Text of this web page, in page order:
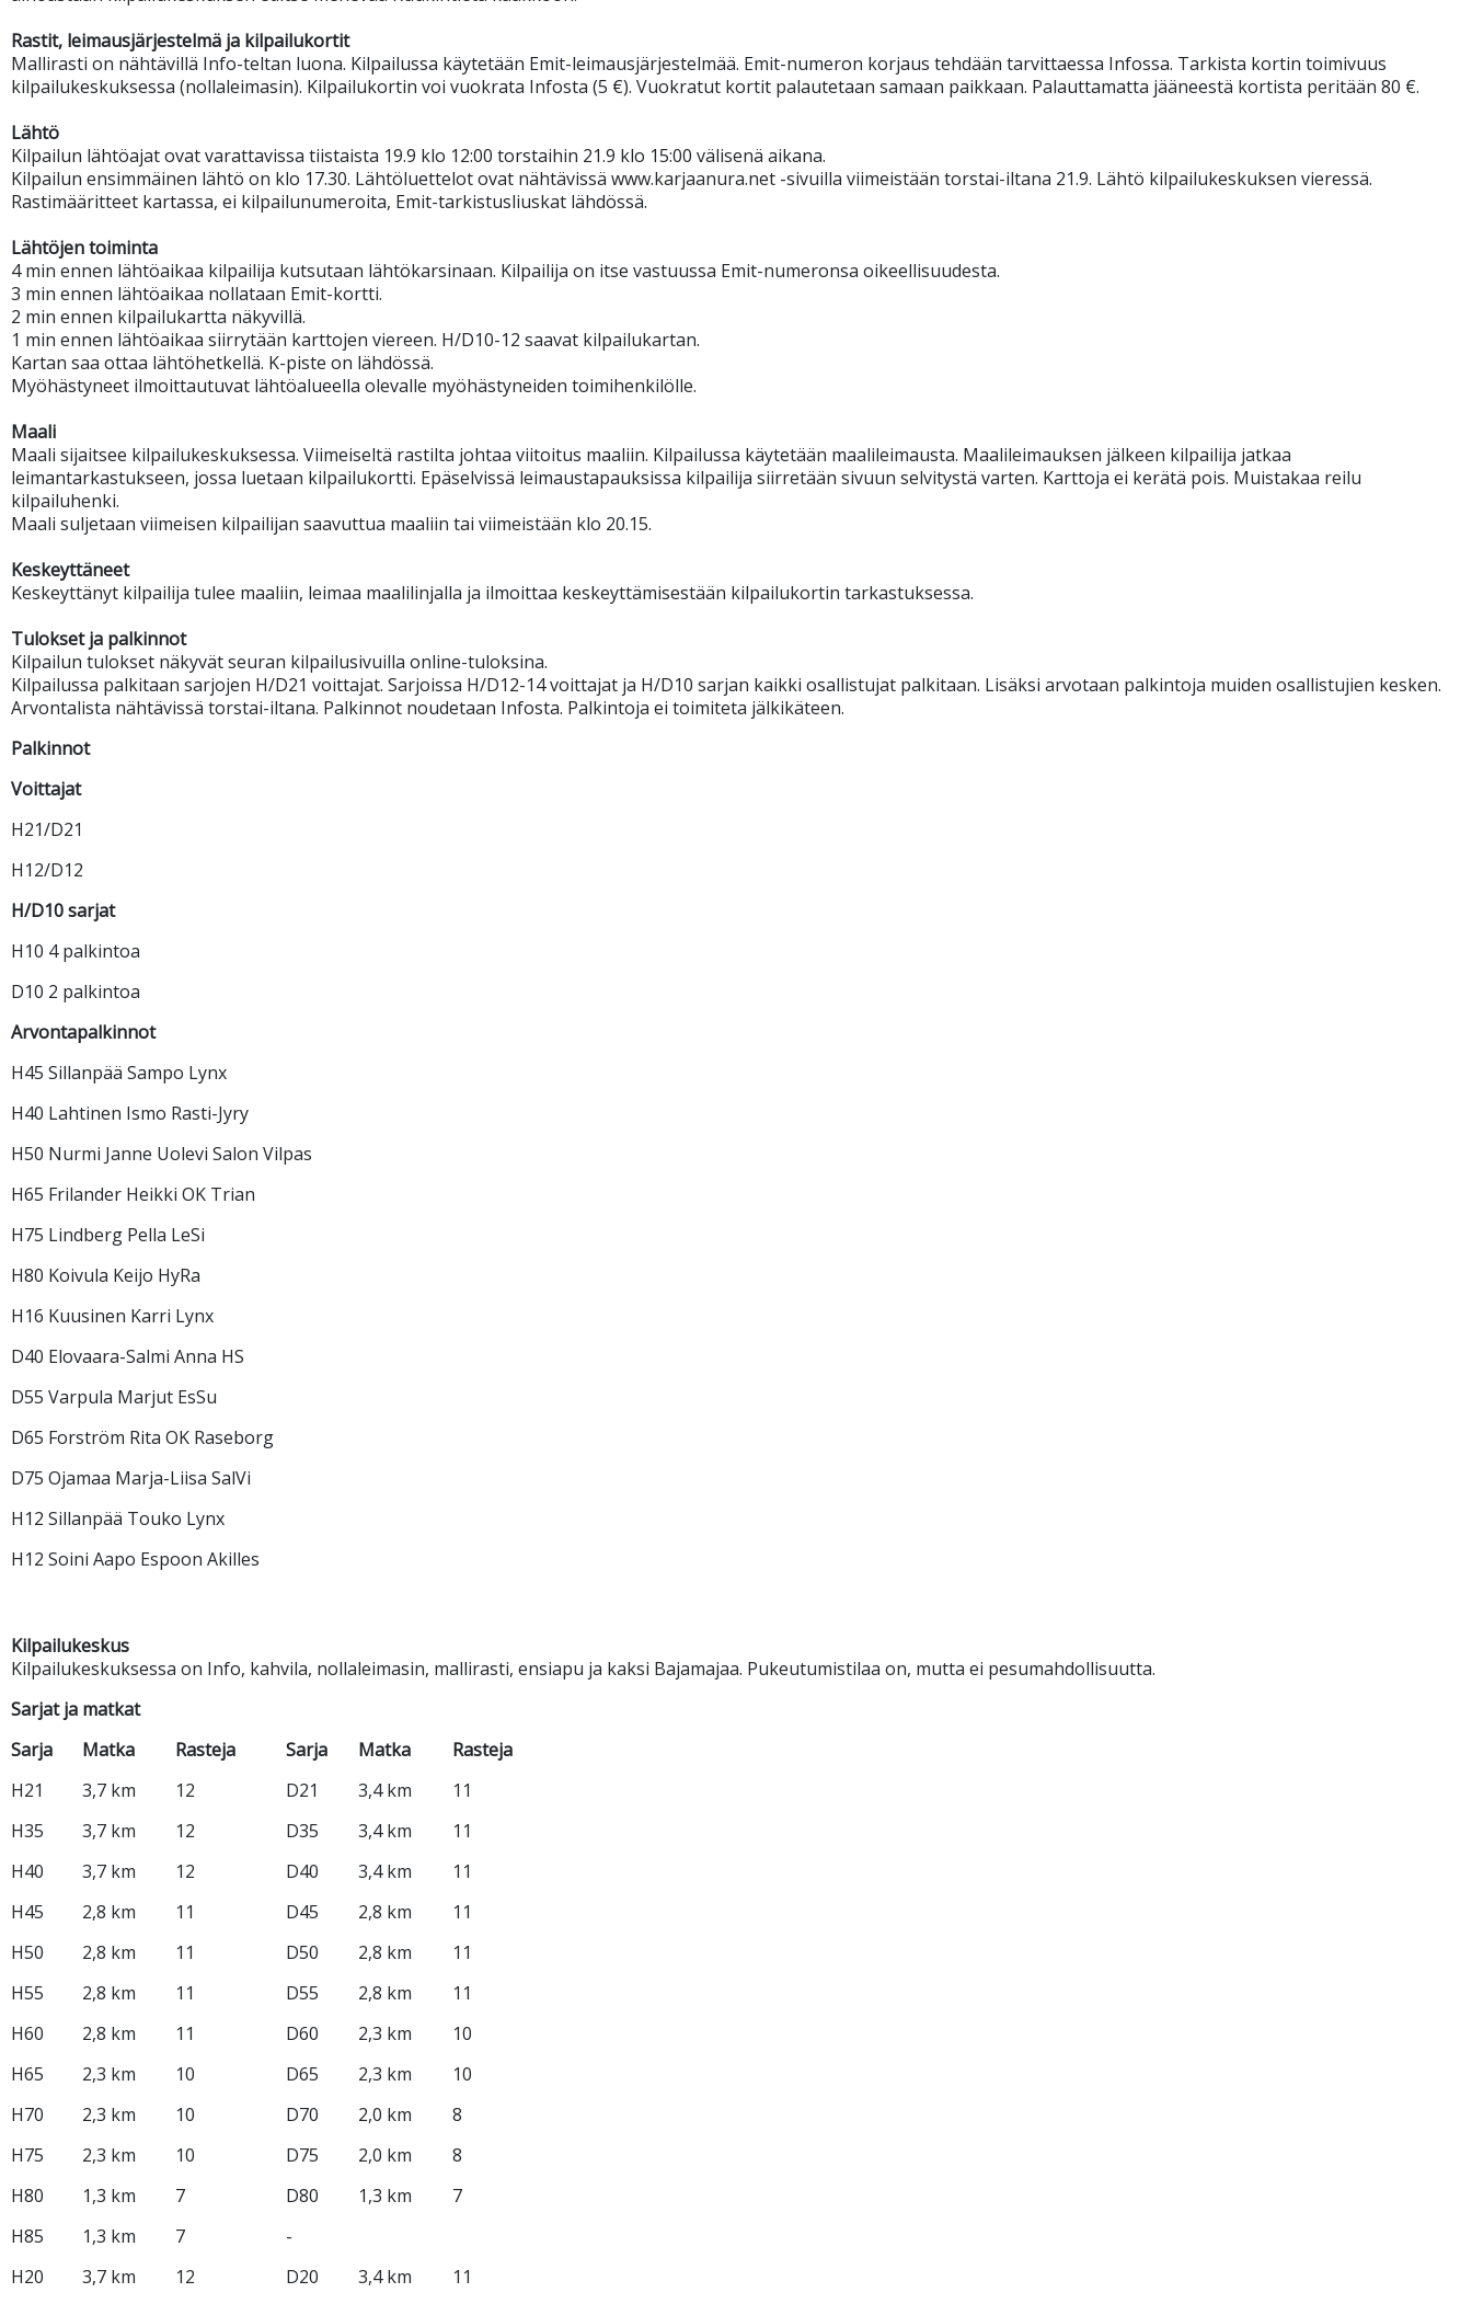
Rastit, leimausjärjestelmä ja kilpailukortit
Mallirasti on nähtävillä Info-teltan luona. Kilpailussa käytetään Emit-leimausjärjestelmää. Emit-numeron korjaus tehdään tarvittaessa Infossa. Tarkista kortin toimivuus
kilpailukeskuksessa (nollaleimasin). Kilpailukortin voi vuokrata Infosta (5 €). Vuokratut kortit palautetaan samaan paikkaan. Palauttamatta jääneestä kortista peritään 80 €.
Lähtö
Kilpailun lähtöajat ovat varattavissa tiistaista 19.9 klo 12:00 torstaihin 21.9 klo 15:00 välisenä aikana.
Kilpailun ensimmäinen lähtö on klo 17.30. Lähtöluettelot ovat nähtävissä www.karjaanura.net -sivuilla viimeistään torstai-iltana 21.9. Lähtö kilpailukeskuksen vieressä.
Rastimääritteet kartassa, ei kilpailunumeroita, Emit-tarkistusliuskat lähdössä.
Lähtöjen toiminta
4 min ennen lähtöaikaa kilpailija kutsutaan lähtökarsinaan. Kilpailija on itse vastuussa Emit-numeronsa oikeellisuudesta.
3 min ennen lähtöaikaa nollataan Emit-kortti.
2 min ennen kilpailukartta näkyvillä.
1 min ennen lähtöaikaa siirrytään karttojen viereen. H/D10-12 saavat kilpailukartan.
Kartan saa ottaa lähtöhetkellä. K-piste on lähdössä.
Myöhästyneet ilmoittautuvat lähtöalueella olevalle myöhästyneiden toimihenkilölle.
Maali
Maali sijaitsee kilpailukeskuksessa. Viimeiseltä rastilta johtaa viitoitus maaliin. Kilpailussa käytetään maalileimausta. Maalileimauksen jälkeen kilpailija jatkaa
leimantarkastukseen, jossa luetaan kilpailukortti. Epäselvissä leimaustapauksissa kilpailija siirretään sivuun selvitystä varten. Karttoja ei kerätä pois. Muistakaa reilu
kilpailuhenki.
Maali suljetaan viimeisen kilpailijan saavuttua maaliin tai viimeistään klo 20.15.
Keskeyttäneet
Keskeyttänyt kilpailija tulee maaliin, leimaa maalilinjalla ja ilmoittaa keskeyttämisestään kilpailukortin tarkastuksessa.
Tulokset ja palkinnot
Kilpailun tulokset näkyvät seuran kilpailusivuilla online-tuloksina.
Kilpailussa palkitaan sarjojen H/D21 voittajat. Sarjoissa H/D12-14 voittajat ja H/D10 sarjan kaikki osallistujat palkitaan. Lisäksi arvotaan palkintoja muiden osallistujien kesken.
Arvontalista nähtävissä torstai-iltana. Palkinnot noudetaan Infosta. Palkintoja ei toimiteta jälkikäteen.
Palkinnot
Voittajat
H21/D21
H12/D12
H/D10 sarjat
H10 4 palkintoa
D10 2 palkintoa
Arvontapalkinnot
H45 Sillanpää Sampo Lynx
H40 Lahtinen Ismo Rasti-Jyry
H50 Nurmi Janne Uolevi Salon Vilpas
H65 Frilander Heikki OK Trian
H75 Lindberg Pella LeSi
H80 Koivula Keijo HyRa
H16 Kuusinen Karri Lynx
D40 Elovaara-Salmi Anna HS
D55 Varpula Marjut EsSu
D65 Forström Rita OK Raseborg
D75 Ojamaa Marja-Liisa SalVi
H12 Sillanpää Touko Lynx
H12 Soini Aapo Espoon Akilles
Kilpailukeskus
Kilpailukeskuksessa on Info, kahvila, nollaleimasin, mallirasti, ensiapu ja kaksi Bajamajaa. Pukeutumistilaa on, mutta ei pesumahdollisuutta.
Sarjat ja matkat
Sarja
Matka Rasteja Sarja Matka
Rasteja
H21
3,7 km 12 D21 3,4 km
11
H35
3,7 km 12 D35 3,4 km
11
H40
3,7 km 12 D40 3,4 km
11
H45
2,8 km 11 D45 2,8 km
11
H50
2,8 km 11 D50 2,8 km
11
H55
2,8 km 11 D55 2,8 km
11
H60
2,8 km 11 D60 2,3 km
10
H65
2,3 km 10 D65 2,3 km
10
H70
2,3 km 10 D70 2,0 km
8
H75
2,3 km 10 D75 2,0 km
8
H80
1,3 km 7 D80 1,3 km
7
H85
1,3 km 7
-
H20
3,7 km 12 D20 3,4 km 11